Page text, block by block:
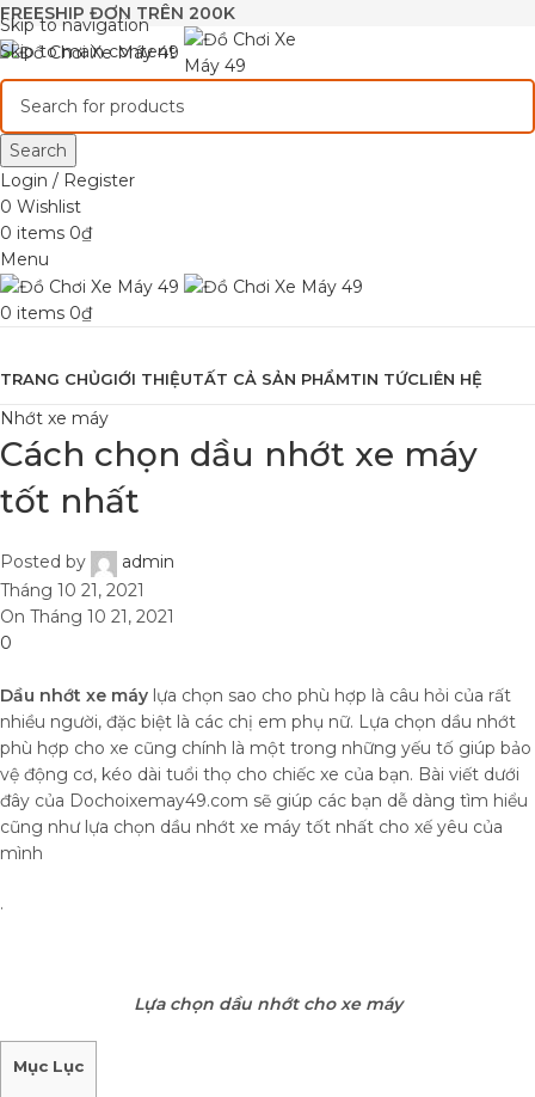
Skip to navigation
Skip to main content
FREESHIP ĐƠN TRÊN 200K
Search
Login / Register
0 Wishlist
0 items 0₫
Menu
0 items 0₫
TRANG CHỦGIỚI THIỆUTẤT CẢ SẢN PHẨMTIN TỨCLIÊN HỆ
Nhớt xe máy
Cách chọn dầu nhớt xe máy
tốt nhất
Posted by
admin
Tháng 10 21, 2021
On Tháng 10 21, 2021
0
Dầu nhớt xe máy lựa chọn sao cho phù hợp là câu hỏi của rất
nhiều người, đặc biệt là các chị em phụ nữ. Lựa chọn dầu nhớt
phù hợp cho xe cũng chính là một trong những yếu tố giúp bảo
vệ động cơ, kéo dài tuổi thọ cho chiếc xe của bạn. Bài viết dưới
đây của Dochoixemay49.com sẽ giúp các bạn dễ dàng tìm hiểu
cũng như lựa chọn dầu nhớt xe máy tốt nhất cho xế yêu của
mình
.
Lựa chọn dầu nhớt cho xe máy
Mục Lục